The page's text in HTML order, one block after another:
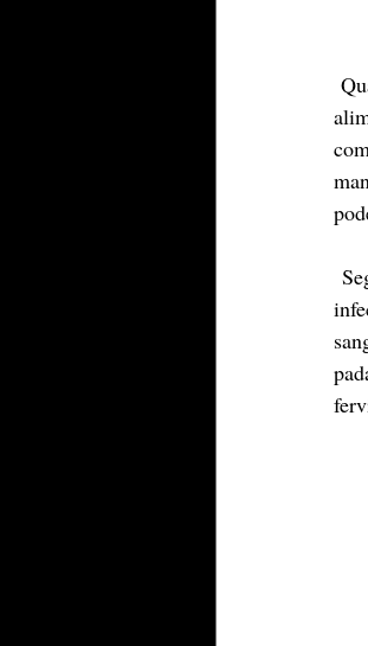
Quando a criança ou adolescente inicia um tratamento oncológico, torna-se desafiante garantir uma